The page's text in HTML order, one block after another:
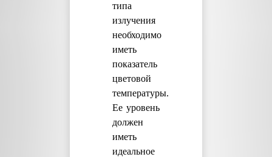
типа
излучения
необходимо
иметь
показатель
цветовой
температуры.
Ее уровень
должен
иметь
идеальное